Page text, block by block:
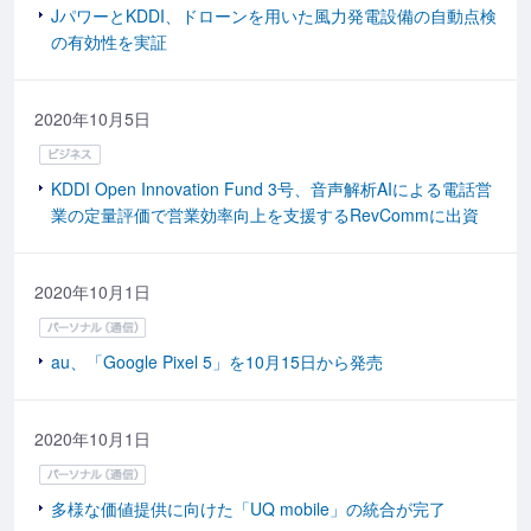
JパワーとKDDI、ドローンを用いた風力発電設備の自動点検
の有効性を実証
2020年10月5日
KDDI Open Innovation Fund 3号、音声解析AIによる電話営
業の定量評価で営業効率向上を支援するRevCommに出資
2020年10月1日
au、「Google Pixel 5」を10月15日から発売
2020年10月1日
多様な価値提供に向けた「UQ mobile」の統合が完了